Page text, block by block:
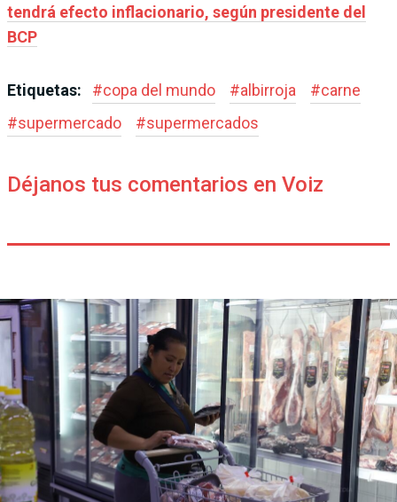
tendrá efecto inflacionario, según presidente del
BCP
Etiquetas: #copa del mundo #albirroja #carne
#supermercado #supermercados
Déjanos tus comentarios en Voiz